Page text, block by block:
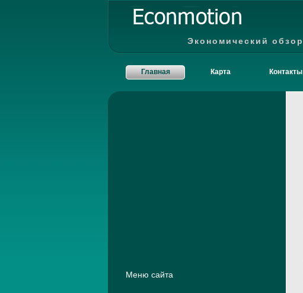
Экономический обзор
Главная Карта Контакты
Меню сайта